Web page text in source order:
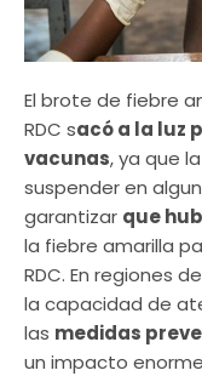
El brote de fiebre
RDC sacó a la luz
vacunas, ya que
suspender en
garantizar que
la fiebre amarilla
RDC. En regiones
la capacidad de
las medidas
un impacto